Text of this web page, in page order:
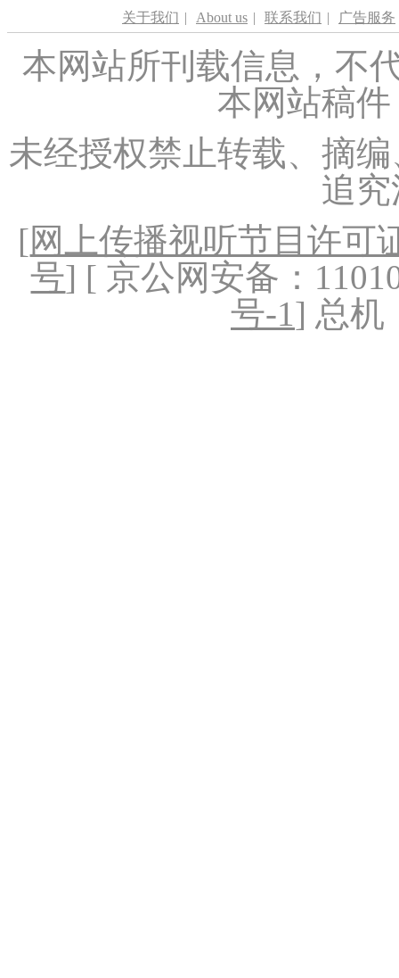
关于我们 | About us | 联系我们 | 广告服务
本网站所刊载信息，不
本网站稿
未经授权禁止转载、摘
追
[网上传播视听节目许可
号] [ 京公网安备：
号-1] 总机